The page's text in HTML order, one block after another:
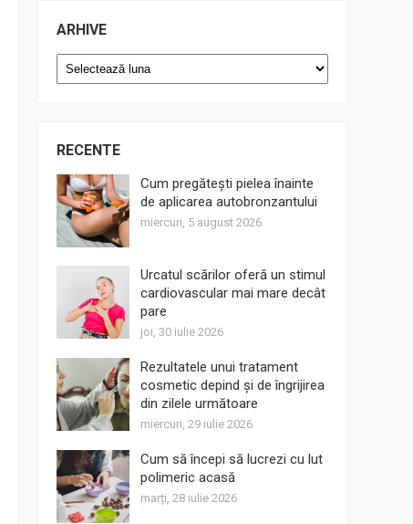
ARHIVE
Arhive
RECENTE
Cum pregătești pielea înainte
de aplicarea autobronzantului
miercuri, 5 august 2026
Urcatul scărilor oferă un stimul
cardiovascular mai mare decât
pare
joi, 30 iulie 2026
Rezultatele unui tratament
cosmetic depind și de îngrijirea
din zilele următoare
miercuri, 29 iulie 2026
Cum să începi să lucrezi cu lut
polimeric acasă
marți, 28 iulie 2026